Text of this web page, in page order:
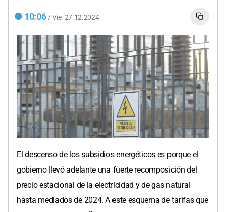
10:06 / Vie. 27.12.2024
El descenso de los subsidios energéticos es porque el
gobierno llevó adelante una fuerte recomposición del
precio estacional de la electricidad y de gas natural
hasta mediados de 2024. A este esquema de tarifas que